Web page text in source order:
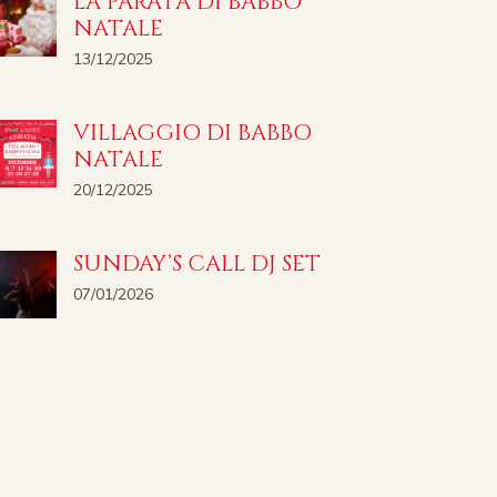
NATALE
13/12/2025
VILLAGGIO DI BABBO
NATALE
20/12/2025
SUNDAY’S CALL DJ SET
07/01/2026